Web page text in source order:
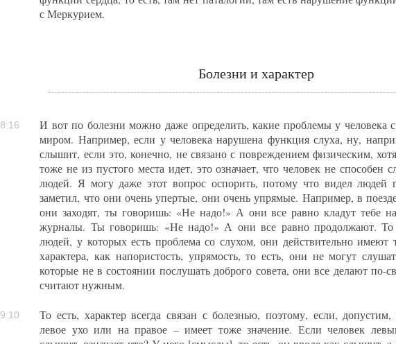
с Меркурием.
Болезни и характер
И вот по болезни можно даже определить, какие проблемы у
миром. Например, если у человека нарушена функция слуха, ну,
слышит, если это, конечно, не связано с повреждением физическим,
тоже не из пустого места идет, это означает, что человек не способен
людей. Я могу даже этот вопрос оспорить, потому что видел людей
заметил, что они очень упертые, они очень упрямые. Например, в
они заходят, ты говоришь: «Не надо!» А они все равно кладут тебе
журналы. Ты говоришь: «Не надо!» А они все равно продолжают. То
людей, у которых есть проблема со слухом, они действительно имеют
характера, как напористость, упрямость, то есть, они не могут
которые не в состоянии послушать доброго совета, они все делают по-
считают нужным.
То есть, характер всегда связан с болезнью, поэтому, если, допустим,
левое ухо или на правое – имеет тоже значение. Если человек